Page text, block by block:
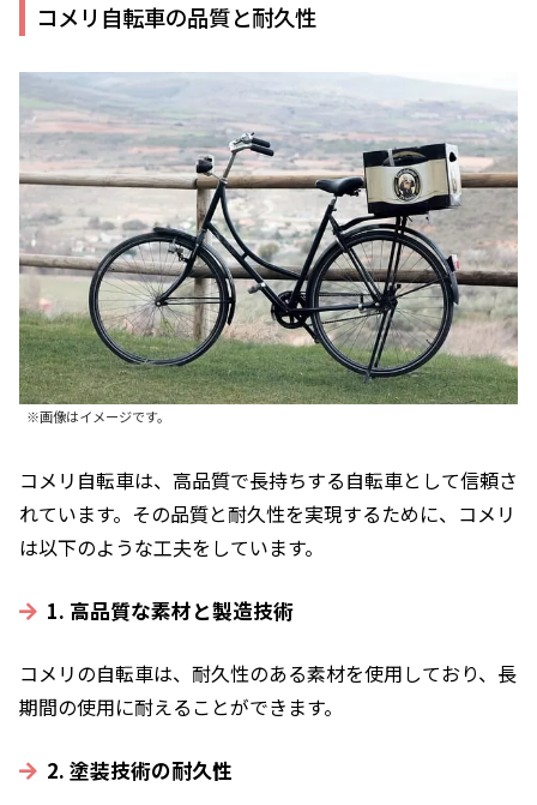
コメリ自転車の品質と耐久性
※画像はイメージです。
コメリ自転車は、高品質で長持ちする自転車として信頼さ
れています。その品質と耐久性を実現するために、コメリ
は以下のような工夫をしています。
1. 高品質な素材と製造技術
コメリの自転車は、耐久性のある素材を使用しており、長
期間の使用に耐えることができます。
2. 塗装技術の耐久性